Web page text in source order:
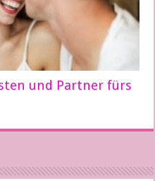
und Partner fürs